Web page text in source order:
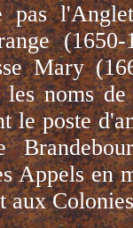
Mary
les noms
le poste
Appels en
aux